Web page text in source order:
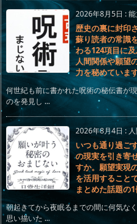
2026年8月5日 :
歴史の裏に封印
蘇り読者の常識
わる124項目に
人間関係や願望
力を秘めていま
何世紀も前に書かれた呪術の秘伝書が
のを発見し ...
2026年8月4日 :
いつも通り過ご
の現実を引き寄
すか。願望実現
を活用すること
まとめた話題の1
朝起きてから夜眠るまでの間に何気な
思い描いた ...